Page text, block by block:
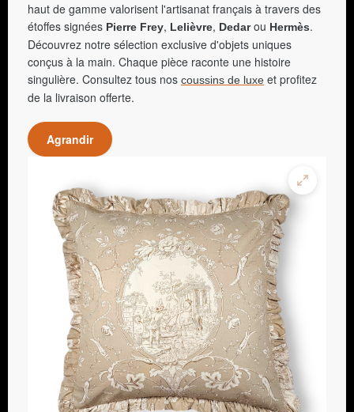
haut de gamme valorisent l'artisanat français à travers des
étoffes signées Pierre Frey, Lelièvre, Dedarou Hermès.
Découvrez notre sélection exclusive d'objets uniques
conçus à la main. Chaque pièce raconte une histoire
singulière. Consultez tous nos coussins de luxe et profitez
de la livraison offerte.
Agrandir